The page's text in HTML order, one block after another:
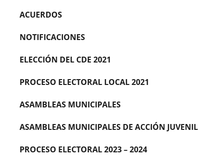
ACUERDOS
NOTIFICACIONES
ELECCIÓN DEL CDE 2021
PROCESO ELECTORAL LOCAL 2021
ASAMBLEAS MUNICIPALES
ASAMBLEAS MUNICIPALES DE ACCIÓN JUVENIL
PROCESO ELECTORAL 2023 – 2024